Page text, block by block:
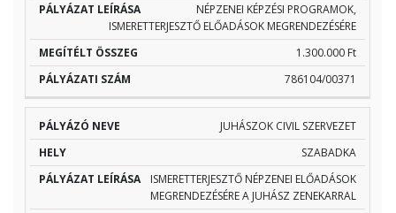
NÉPZENEI KÉPZÉSI PROGRAMOK,
ISMERETTERJESZTŐ ELŐADÁSOK MEGRENDEZÉSÉRE
1.300.000 Ft
786104/00371
JUHÁSZOK CIVIL SZERVEZET
SZABADKA
ISMERETTERJESZTŐ NÉPZENEI ELŐADÁSOK
MEGRENDEZÉSÉRE A JUHÁSZ ZENEKARRAL